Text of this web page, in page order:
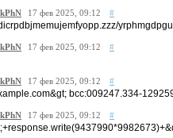
17 фев 2025, 09:12 #
17 фев 2025, 09:12 #
17 фев 2025, 09:12 #
bcc:009247.334-
17 фев 2025, 09:12 #